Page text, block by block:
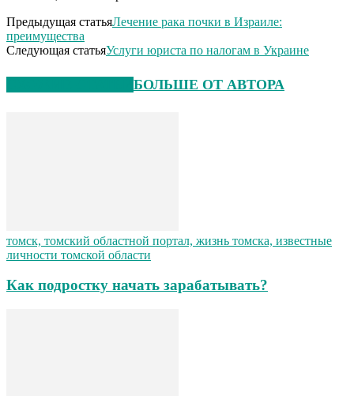
Предыдущая статьяЛечение рака почки в Израиле:
преимущества
Следующая статьяУслуги юриста по налогам в Украине
БОЛЬШЕ ОТ АВТОРА
томск, томский областной портал, жизнь томска, известные
личности томской области
Как подростку начать зарабатывать?